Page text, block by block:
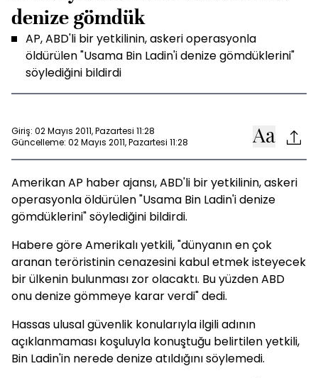
denize gömdük
AP, ABD'li bir yetkilinin, askeri operasyonla
öldürülen "Usama Bin Ladin'i denize gömdüklerini"
söylediğini bildirdi
Giriş: 02 Mayıs 2011, Pazartesi 11:28
Güncelleme: 02 Mayıs 2011, Pazartesi 11:28
Amerikan AP haber ajansı, ABD'li bir yetkilinin, askeri
operasyonla öldürülen "Usama Bin Ladin'i denize
gömdüklerini" söylediğini bildirdi.
Habere göre Amerikalı yetkili, "dünyanın en çok
aranan teröristinin cenazesini kabul etmek isteyecek
bir ülkenin bulunması zor olacaktı. Bu yüzden ABD
onu denize gömmeye karar verdi" dedi.
Hassas ulusal güvenlik konularıyla ilgili adının
açıklanmaması koşuluyla konuştuğu belirtilen yetkili,
Bin Ladin'in nerede denize atıldığını söylemedi.